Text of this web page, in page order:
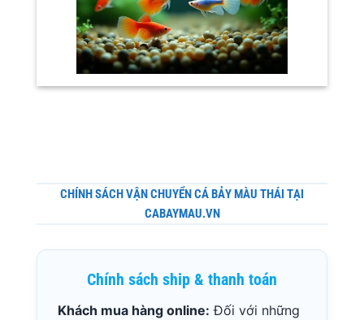
CHÍNH SÁCH VẬN CHUYỂN CÁ BẢY MÀU THÁI TẠI
CABAYMAU.VN
Chính sách ship & thanh toán
Khách mua hàng online: Đối với những